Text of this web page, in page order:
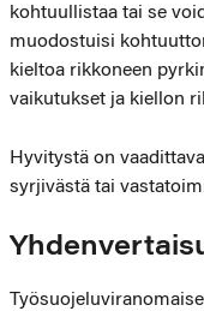
kohtuullistaa tai se
muodostuisi
kieltoa rikkoneen
vaikutukset ja kiellon
Hyvitystä on
syrjivästä tai